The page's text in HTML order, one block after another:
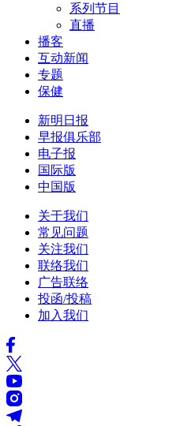
系列节目
直播
播客
互动新闻
专题
保健
新明日报
早报俱乐部
电子报
国际版
中国版
关于我们
常见问题
关注我们
联络我们
广告联络
投函/投稿
加入我们